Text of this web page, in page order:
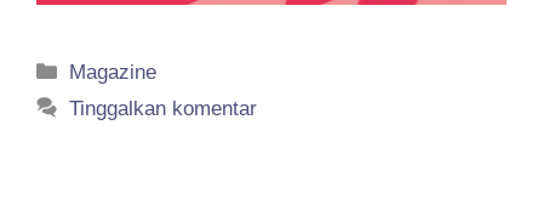
Kategori
Magazine
Tinggalkan komentar